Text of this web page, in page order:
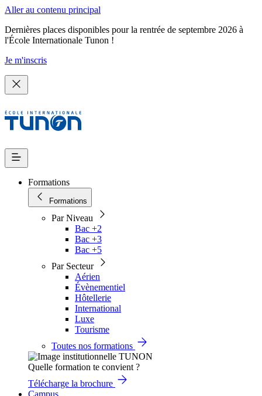
Aller au contenu principal
Dernières places disponibles pour la rentrée de septembre 2026 à
l'École Internationale Tunon !
Je m'inscris
Formations
Formations
Par Niveau
Bac +2
Bac +3
Bac +5
Par Secteur
Aérien
Évènementiel
Hôtellerie
International
Luxe
Tourisme
Toutes nos formations
Quelle formation te convient ?
Télécharge la brochure
Campus